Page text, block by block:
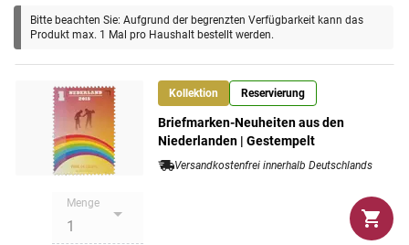
monatliche Durchschnittswerte, das heißt Ihre heutige
Bestellung entspricht einer Reservierung künftiger
Neuausgaben.
Hier erhalten Sie Informationen zu den aktuellen
Preisen!
Bitte beachten Sie: Aufgrund der begrenzten Verfügbarkeit kann das
Produkt max. 1 Mal pro Haushalt bestellt werden.
Kollektion Reservierung
Briefmarken-Neuheiten aus den
Niederlanden | Gestempelt
Versandkostenfrei innerhalb Deutschlands
Menge